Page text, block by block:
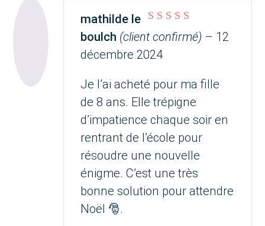
Note 5sur 5
mathilde le
boulch (client confirmé) – 12
décembre 2024
Je l’ai acheté pour ma fille
de 8 ans. Elle trépigne
d’impatience chaque soir en
rentrant de l’école pour
résoudre une nouvelle
énigme. C’est une très
bonne solution pour attendre
Noël 🎅.